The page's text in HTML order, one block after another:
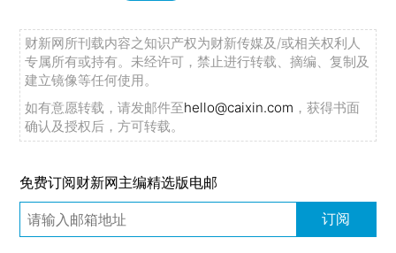
财新网所刊载内容之知识产权为财新传媒及/或相关权利人
专属所有或持有。未经许可，禁止进行转载、摘编、复制及
建立镜像等任何使用。
如有意愿转载，请发邮件至hello@caixin.com ，获得书面
确认及授权后，方可转载。
免费订阅财新网主编精选版电邮
订阅